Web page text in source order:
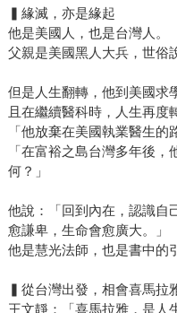
▍緣滅，亦是緣起
他是美國人，也是台灣人。
父親是美國黑人大兵，世俗
但是人生翻轉，他到美國求
且在繼續醫科時，人生再度
「他放棄在美國執業醫生的
「在富裕之島台灣多年後
何？」
他說：「回到內在，認識自
愈謙卑，生命會愈廣大。」
他是慧光法師，也是書中的
▍從台灣出發，相會喜馬拉
王文靜：「喜馬拉雅，是人